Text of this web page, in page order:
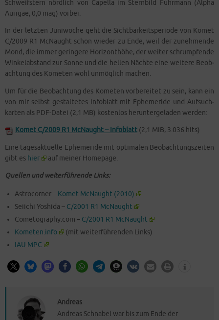
Schweif­stern nörd­lich von Capel­la im Stern­bild Fuhr­mann (Alpha
Auri­gae, 0,0 mag) vorbei.
In der letz­ten Juni­wo­che geht die Sicht­bar­keits­pe­ri­ode von Komet
C/2009 R1 McN­aught schon wie­der zu Ende, weil der zuneh­men­de
Mond, die immer gerin­ge­re Hori­zont­hö­he, der wei­ter schrump­fen­de
Win­kel­ab­stand zur Son­ne und die hel­len Näch­te eine wei­te­re Beob­
ach­tung des Kome­ten wohl unmög­lich machen.
Um für die Beob­ach­tung des Kome­ten vor­be­rei­tet zu sein, kann ein
von mir selbst gestal­te­tes Info­blatt mit Eph­eme­ri­de und Auf­such­
kar­ten als PDF-Datei (2,1 MB) kos­ten­los her­un­ter­ge­la­den werden:
Komet C/2009 R1 McN­aught – Info­blatt (2,1 MiB, 3.036 hits)
Eine tages­ak­tu­el­le Eph­eme­ri­de mit opti­ma­len Beob­ach­tungs­zei­ten
gibt es hier auf mei­ner Homepage.
Quel­len und wei­ter­füh­ren­de Links:
Astro­cor­ner – Komet McN­aught (2010)
Sei­i­chi Yoshi­da – C/2001 R1 McNaught
Cometography.com – C/2001 R1 McNaught
Kometen.info
(mit wei­ter­füh­ren­den Links)
IAU MPC
Andreas
Andreas Schnabel war bis zum Ende der